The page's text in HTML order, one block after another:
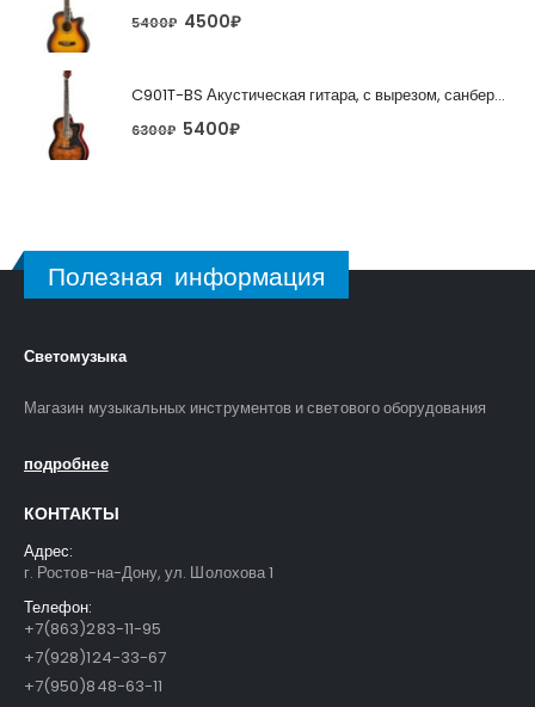
5400₽ 4500₽
C901T-BS Акустическая гитара, с вырезом, санберст, Caraya
6300₽ 5400₽
Полезная информация
Светомузыка
Магазин музыкальных инструментов и светового оборудования
подробнее
КОНТАКТЫ
Адрес:
г. Ростов-на-Дону, ул. Шолохова 1
Телефон:
+7(863)283-11-95
+7(928)124-33-67
+7(950)848-63-11